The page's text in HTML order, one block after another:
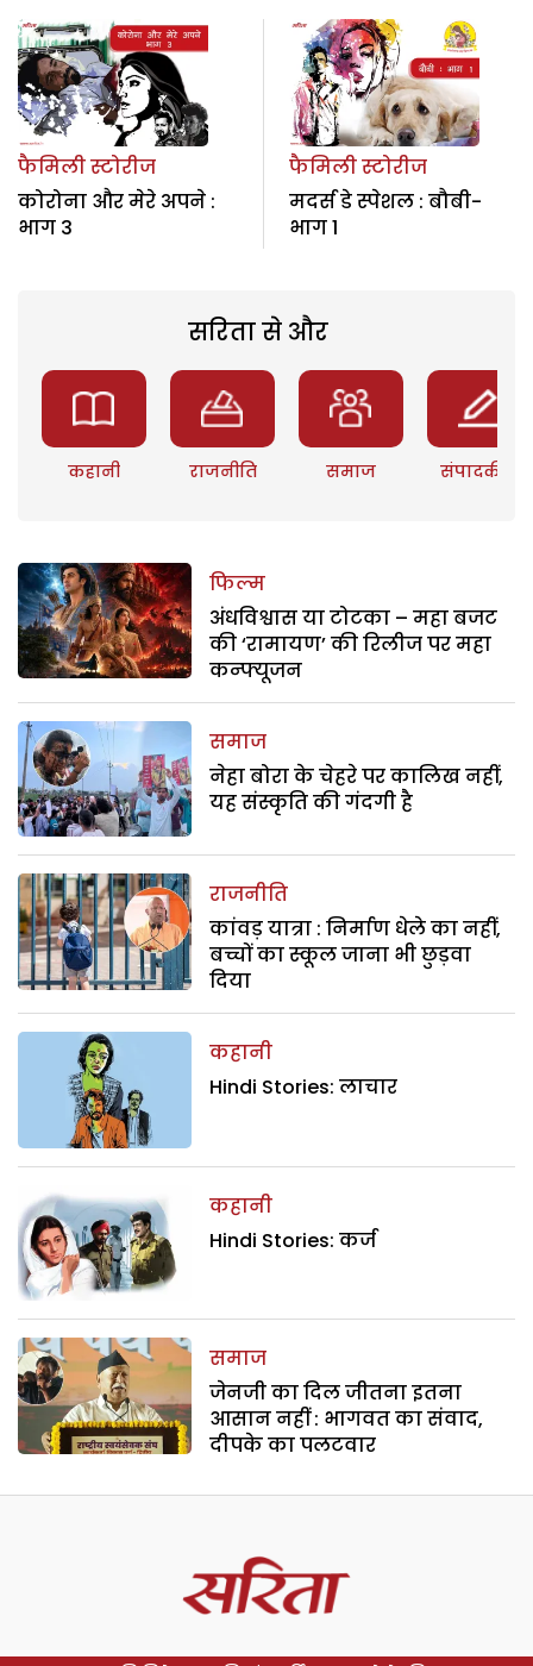
फैमिली स्टोरीज
कोरोना और मेरे अपने :
भाग 3
फैमिली स्टोरीज
मदर्स डे स्पेशल : बौबी-
भाग 1
सरिता से और
कहानी राजनीति समाज संपादकीय
फिल्म
अंधविश्वास या टोटका – महा बजट
की ‘रामायण’ की रिलीज पर महा
कन्फ्यूजन
समाज
नेहा बोरा के चेहरे पर कालिख नहीं,
यह संस्कृति की गंदगी है
राजनीति
कांवड़ यात्रा : निर्माण धेले का नहीं,
बच्चों का स्कूल जाना भी छुड़वा
दिया
कहानी
Hindi Stories: लाचार
कहानी
Hindi Stories: कर्ज
समाज
जेनजी का दिल जीतना इतना
आसान नहीं : भागवत का संवाद,
दीपके का पलटवार